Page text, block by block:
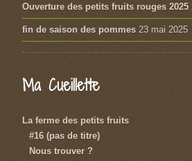
Ouverture des petits fruits rouges 2025
fin de saison des pommes 23 mai 2025
Ma Cueillette
La ferme des petits fruits
#16 (pas de titre)
Nous trouver ?